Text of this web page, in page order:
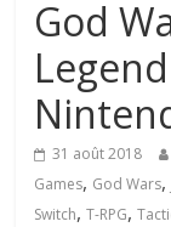
God
31 août 2018
Games, God Wars,
Switch,T-RPG,